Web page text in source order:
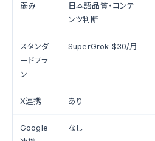
弱み
日本語品質・コンテ
ンツ判断
スタンダ
ードプラ
ン
SuperGrok $30/月
X連携 あり
Google
なし